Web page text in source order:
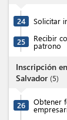
24 Solicitar
25 Recibir
patrono
Inscripción
Salvador (5)
26 Obtener